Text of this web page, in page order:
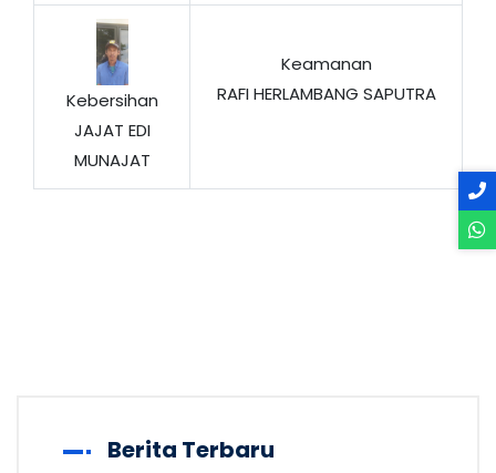
Kebersihan
JAJAT EDI
MUNAJAT
Keamanan
RAFI HERLAMBANG SAPUTRA
Berita Terbaru